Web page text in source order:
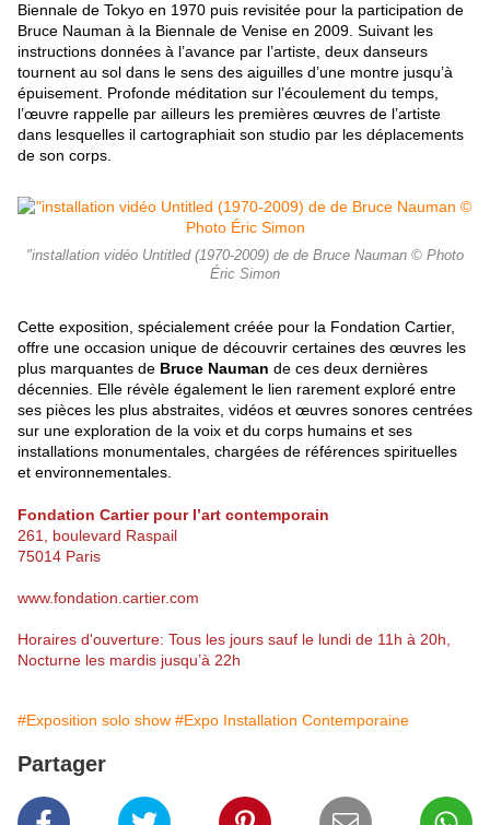
Biennale de Tokyo en 1970 puis revisitée pour la participation de
Bruce Nauman à la Biennale de Venise en 2009. Suivant les
instructions données à l’avance par l’artiste, deux danseurs
tournent au sol dans le sens des aiguilles d’une montre jusqu’à
épuisement. Profonde méditation sur l’écoulement du temps,
l’œuvre rappelle par ailleurs les premières œuvres de l’artiste
dans lesquelles il cartographiait son studio par les déplacements
de son corps.
"installation vidéo Untitled (1970-2009) de de Bruce Nauman © Photo
Éric Simon
Cette exposition, spécialement créée pour la Fondation Cartier,
offre une occasion unique de découvrir certaines des œuvres les
plus marquantes de Bruce Nauman de ces deux dernières
décennies. Elle révèle également le lien rarement exploré entre
ses pièces les plus abstraites, vidéos et œuvres sonores centrées
sur une exploration de la voix et du corps humains et ses
installations monumentales, chargées de références spirituelles
et environnementales.
Fondation Cartier pour l’art contemporain
261, boulevard Raspail
75014 Paris
www.fondation.cartier.com
Horaires d'ouverture: Tous les jours sauf le lundi de 11h à 20h,
Nocturne les mardis jusqu’à 22h
#Exposition solo show #Expo Installation Contemporaine
Partager